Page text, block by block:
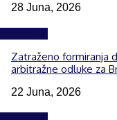
28 Juna, 2026
Zatraženo formiranja
arbitražne odluke za
22 Juna, 2026